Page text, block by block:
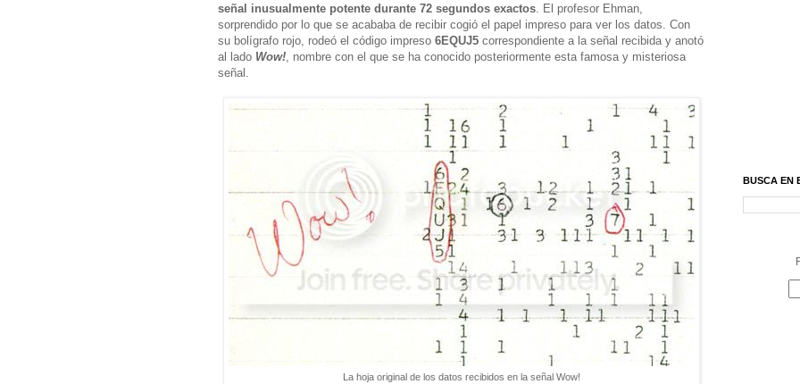
señal inusualmente potente durante 72 segundos exactos. El profesor Ehman,
sorprendido por lo que se acababa de recibir cogió el papel impreso para ver los datos. Con
su bolígrafo rojo, rodeó el código impreso 6EQUJ5 correspondiente a la señal recibida y anotó
al lado Wow!, nombre con el que se ha conocido posteriormente esta famosa y misteriosa
señal.
La hoja original de los datos recibidos en la señal Wow!
BUSCA EN